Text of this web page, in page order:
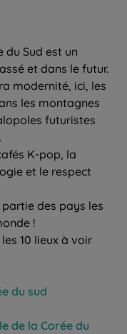
du Sud est un
et dans le futur.
modernité, ici, les
les montagnes
futuristes
K-pop, la
et le respect
partie des pays les
!
10 lieux à voir
du sud
de la Corée du